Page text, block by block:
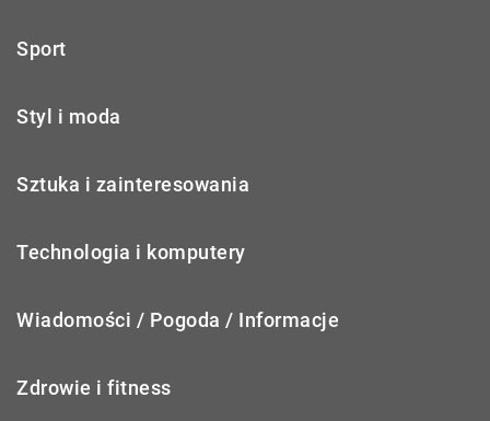
Sport
Styl i moda
Sztuka i zainteresowania
Technologia i komputery
Wiadomości / Pogoda / Informacje
Zdrowie i fitness